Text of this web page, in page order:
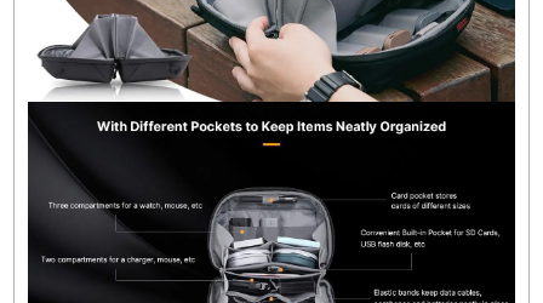
Askısı Bağlantı Noktaları
Boyutlar:22 × 14 × 9.5 cm
Ağırlık:242 g
Paket İçeriği
Ulanzi BP06 TRAKER Mini Tech Organizer
2L Siyah ×1